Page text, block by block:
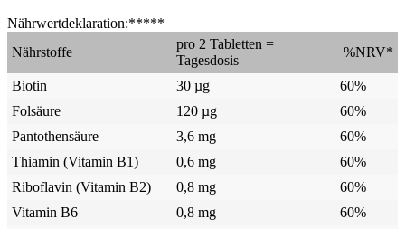
Nährwertdeklaration:*****
Nährstoffe
pro 2 Tabletten =
Tagesdosis
%NRV*
Biotin 30 µg
60%
Folsäure
120 µg
60%
Pantothensäure
3,6 mg
60%
Thiamin (Vitamin B1)
0,6 mg
60%
Riboflavin (Vitamin B2)
0,8 mg
60%
Vitamin B6
0,8 mg
60%